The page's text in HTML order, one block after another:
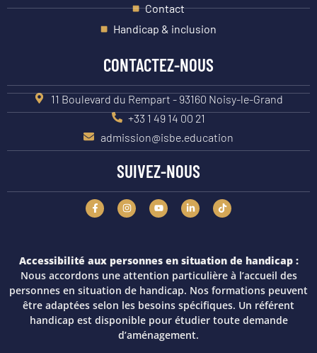
Contact
Handicap & inclusion
CONTACTEZ-NOUS
11 Boulevard du Rempart - 93160 Noisy-le-Grand
+33 1 49 14 00 21
admission@isbe.education
SUIVEZ-NOUS
Accessibilité aux personnes en situation de handicap :
Nous accordons une attention particulière à l’accueil des
personnes en situation de handicap. Nos formations peuvent
être adaptées selon les besoins spécifiques. Un référent
handicap est disponible pour étudier toute demande
d’aménagement.